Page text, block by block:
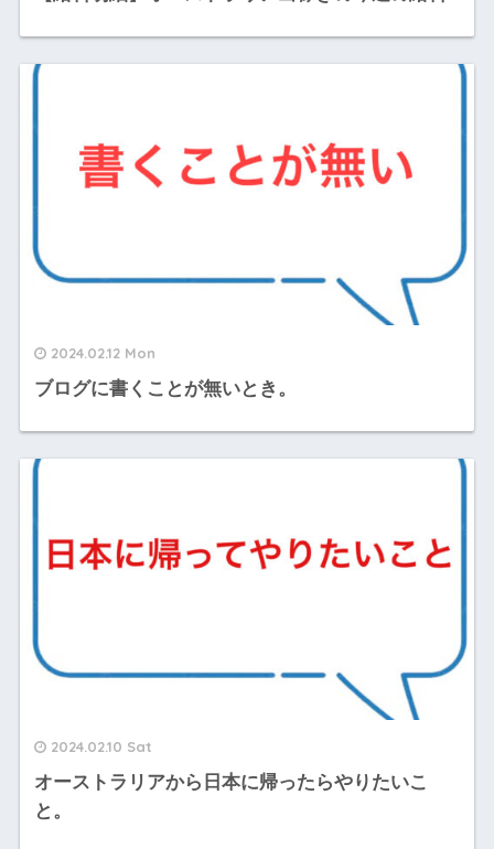
2024.02.12 Mon
ブログに書くことが無いとき。
2024.02.10 Sat
オーストラリアから日本に帰ったらやりたいこ
と。